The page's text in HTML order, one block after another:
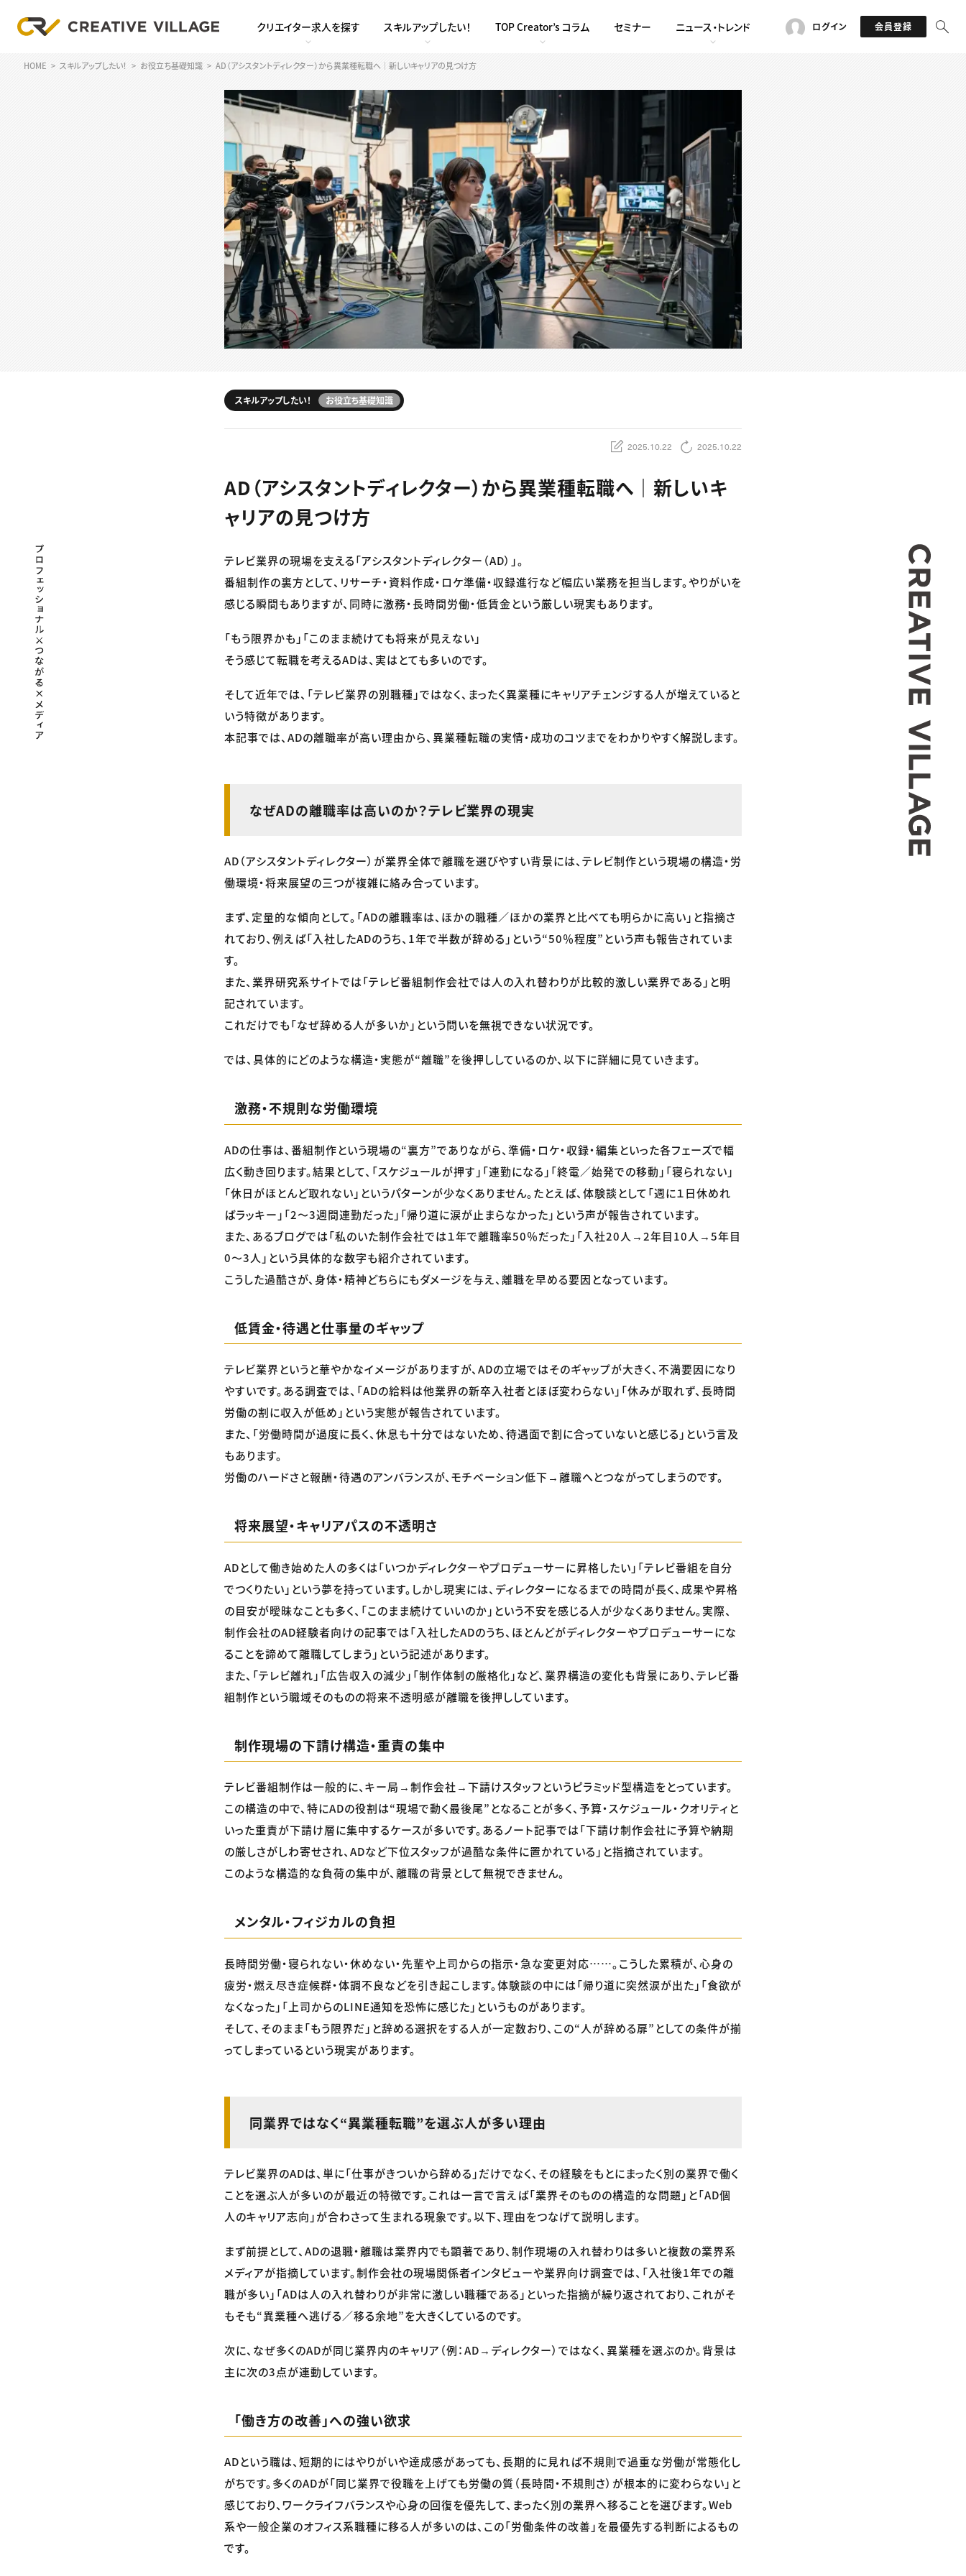
クリエイター求人を探す スキルアップしたい！ TOP Creator’s コラム セミナー ニュース・トレンド ログイン 会員登録
HOME スキルアップしたい！ お役立ち基礎知識 AD（アシスタントディレクター）から異業種転職へ｜新しいキャリアの見つけ方
スキルアップしたい！ お役立ち基礎知識
2025.10.22 2025.10.22
AD（アシスタントディレクター）から異業種転職へ｜新しいキ
ャリアの見つけ方
テレビ業界の現場を支える「アシスタントディレクター（AD）」。
番組制作の裏方として、リサーチ・資料作成・ロケ準備・収録進行など幅広い業務を担当します。やりがいを
感じる瞬間もありますが、同時に激務・長時間労働・低賃金という厳しい現実もあります。
「もう限界かも」「このまま続けても将来が見えない」
そう感じて転職を考えるADは、実はとても多いのです。
そして近年では、「テレビ業界の別職種」ではなく、まったく異業種にキャリアチェンジする人が増えていると
いう特徴があります。
本記事では、ADの離職率が高い理由から、異業種転職の実情・成功のコツまでをわかりやすく解説します。
なぜADの離職率は高いのか？テレビ業界の現実
AD（アシスタントディレクター）が業界全体で離職を選びやすい背景には、テレビ制作という現場の構造・労
働環境・将来展望の三つが複雑に絡み合っています。
まず、定量的な傾向として。「ADの離職率は、ほかの職種／ほかの業界と比べても明らかに高い」と指摘さ
れており、例えば「入社したADのうち、1年で半数が辞める」という“50％程度”という声も報告されていま
す。
また、業界研究系サイトでは「テレビ番組制作会社では人の入れ替わりが比較的激しい業界である」と明
記されています。
これだけでも「なぜ辞める人が多いか」という問いを無視できない状況です。
では、具体的にどのような構造・実態が“離職”を後押ししているのか、以下に詳細に見ていきます。
激務・不規則な労働環境
ADの仕事は、番組制作という現場の“裏方”でありながら、準備・ロケ・収録・編集といった各フェーズで幅
広く動き回ります。結果として、「スケジュールが押す」「連勤になる」「終電／始発での移動」「寝られない」
「休日がほとんど取れない」というパターンが少なくありません。たとえば、体験談として「週に１日休めれ
ばラッキー」「2〜3週間連勤だった」「帰り道に涙が止まらなかった」という声が報告されています。
また、あるブログでは「私のいた制作会社では１年で離職率50％だった」「入社20人→2年目10人→5年目
0〜3人」という具体的な数字も紹介されています。
こうした過酷さが、身体・精神どちらにもダメージを与え、離職を早める要因となっています。
低賃金・待遇と仕事量のギャップ
テレビ業界というと華やかなイメージがありますが、ADの立場ではそのギャップが大きく、不満要因になり
やすいです。ある調査では、「ADの給料は他業界の新卒入社者とほぼ変わらない」「休みが取れず、長時間
労働の割に収入が低め」という実態が報告されています。
また、「労働時間が過度に長く、休息も十分ではないため、待遇面で割に合っていないと感じる」という言及
もあります。
労働のハードさと報酬・待遇のアンバランスが、モチベーション低下→離職へとつながってしまうのです。
将来展望・キャリアパスの不透明さ
ADとして働き始めた人の多くは「いつかディレクターやプロデューサーに昇格したい」「テレビ番組を自分
でつくりたい」という夢を持っています。しかし現実には、ディレクターになるまでの時間が長く、成果や昇格
の目安が曖昧なことも多く、「このまま続けていいのか」という不安を感じる人が少なくありません。実際、
制作会社のAD経験者向けの記事では「入社したADのうち、ほとんどがディレクターやプロデューサーにな
ることを諦めて離職してしまう」という記述があります。
また、「テレビ離れ」「広告収入の減少」「制作体制の厳格化」など、業界構造の変化も背景にあり、テレビ番
組制作という職域そのものの将来不透明感が離職を後押ししています。
制作現場の下請け構造・重責の集中
テレビ番組制作は一般的に、キー局→制作会社→下請けスタッフというピラミッド型構造をとっています。
この構造の中で、特にADの役割は“現場で動く最後尾”となることが多く、予算・スケジュール・クオリティと
いった重責が下請け層に集中するケースが多いです。あるノート記事では「下請け制作会社に予算や納期
の厳しさがしわ寄せされ、ADなど下位スタッフが過酷な条件に置かれている」と指摘されています。
このような構造的な負荷の集中が、離職の背景として無視できません。
メンタル・フィジカルの負担
長時間労働・寝られない・休めない・先輩や上司からの指示・急な変更対応……。こうした累積が、心身の
疲労・燃え尽き症候群・体調不良などを引き起こします。体験談の中には「帰り道に突然涙が出た」「食欲が
なくなった」「上司からのLINE通知を恐怖に感じた」というものがあります。
そして、そのまま「もう限界だ」と辞める選択をする人が一定数おり、この“人が辞める扉”としての条件が揃
ってしまっているという現実があります。
同業界ではなく“異業種転職”を選ぶ人が多い理由
テレビ業界のADは、単に「仕事がきついから辞める」だけでなく、その経験をもとにまったく別の業界で働く
ことを選ぶ人が多いのが最近の特徴です。これは一言で言えば「業界そのものの構造的な問題」と「AD個
人のキャリア志向」が合わさって生まれる現象です。以下、理由をつなげて説明します。
まず前提として、ADの退職・離職は業界内でも顕著であり、制作現場の入れ替わりは多いと複数の業界系
メディアが指摘しています。制作会社の現場関係者インタビューや業界向け調査では、「入社後1年での離
職が多い」「ADは人の入れ替わりが非常に激しい職種である」といった指摘が繰り返されており、これがそ
もそも“異業種へ逃げる／移る余地”を大きくしているのです。
次に、なぜ多くのADが同じ業界内のキャリア（例：AD→ディレクター）ではなく、異業種を選ぶのか。背景は
主に次の3点が連動しています。
「働き方の改善」への強い欲求
ADという職は、短期的にはやりがいや達成感があっても、長期的に見れば不規則で過重な労働が常態化し
がちです。多くのADが「同じ業界で役職を上げても労働の質（長時間・不規則さ）が根本的に変わらない」と
感じており、ワークライフバランスや心身の回復を優先して、まったく別の業界へ移ることを選びます。Web
系や一般企業のオフィス系職種に移る人が多いのは、この「労働条件の改善」を最優先する判断によるもの
です。